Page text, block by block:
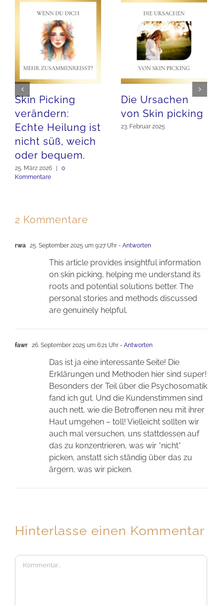
Skin Picking
verändern:
Echte Heilung ist
nicht süß, weich
oder bequem.
25. März 2026 |
0
Kommentare
Die Ursachen
von Skin picking
23. Februar 2025
2 Kommentare
rwa 25. September 2025 um 9:27 Uhr - Antworten
This article provides insightful information
on skin picking, helping me understand its
roots and potential solutions better. The
personal stories and methods discussed
are genuinely helpful.
fawr 26. September 2025 um 6:21 Uhr - Antworten
Das ist ja eine interessante Seite! Die
Erklärungen und Methoden hier sind super!
Besonders der Teil über die Psychosomatik
fand ich gut. Und die Kundenstimmen sind
auch nett, wie die Betroffenen neu mit ihrer
Haut umgehen – toll! Vielleicht sollten wir
auch mal versuchen, uns stattdessen auf
das zu konzentrieren, was wir *nicht*
picken, anstatt sich ständig über das zu
ärgern, was wir picken.
Hinterlasse einen Kommentar
Kommentar